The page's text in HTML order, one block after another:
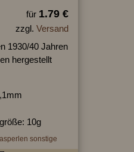
für 1.79 €
zzgl. Versand
1930/40 Jahren
hergestellt
10g
sonstige